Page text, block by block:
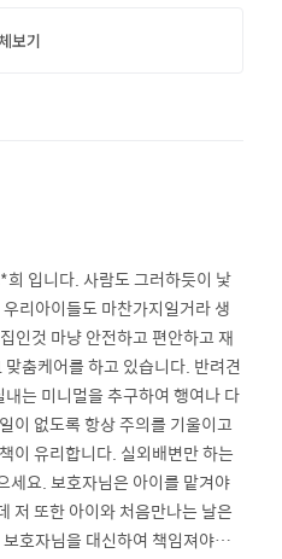
보기
리아이들도 마찬가지일거라 생
케어를 하고 있습니다. 반려견
는 미니멀을 추구하여 행여나 다
이 없도록 항상 주의를 기울이고
이 유리합니다. 실외배변만 하는
를 맡겨야
저 또한 아이와 처음만나는 날은
호자님을 대신하여 책임져야한